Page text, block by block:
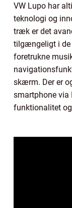
VW Lupo har
teknologi og
træk er det
tilgængeligt i de
foretrukne
skærm. Der er
smartphone via
funktionalitet